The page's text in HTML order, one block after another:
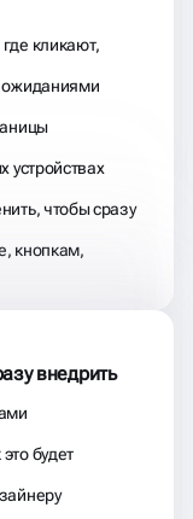
кликают,
ожиданиями
устройствах
чтобы сразу
кнопкам,
внедрить
будет